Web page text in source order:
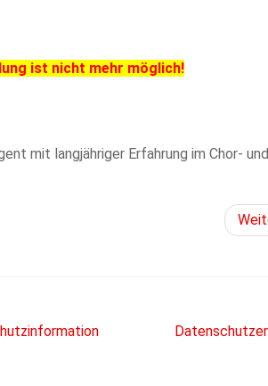
ist nicht mehr möglich!
mit langjähriger Erfahrung im Chor- und